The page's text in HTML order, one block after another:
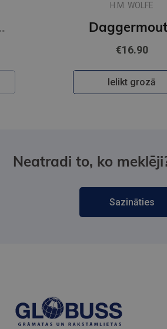
H.M. WOLFE
€16.90
Ielikt grozā
Neatradi to, ko
Sazināties